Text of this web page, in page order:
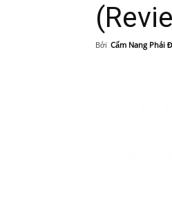
Bởi Cẩm Nang Phái